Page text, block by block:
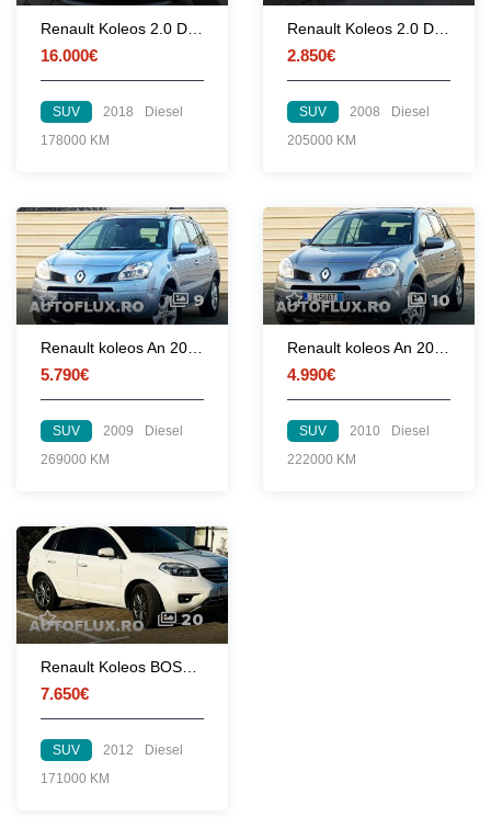
16.000€
SUV 2018
Diesel
178000 KM
2.850€
SUV 2008
Diesel
205000 KM
9
5.790€
SUV 2009
Diesel
269000 KM
10
4.990€
SUV 2010
Diesel
222000 KM
20
7.650€
SUV 2012
Diesel
171000 KM